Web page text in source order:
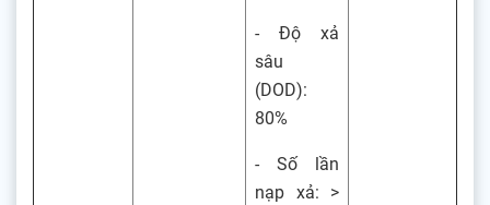
- Độ xả
sâu
(DOD):
80%
- Số lần
nạp xả: >